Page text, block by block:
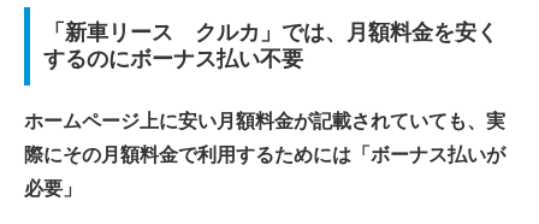
「新車リース クルカ」では、月額料金を安く
するのにボーナス払い不要
ホームページ上に安い月額料金が記載されていても、実
際にその月額料金で利用するためには「ボーナス払いが
必要」